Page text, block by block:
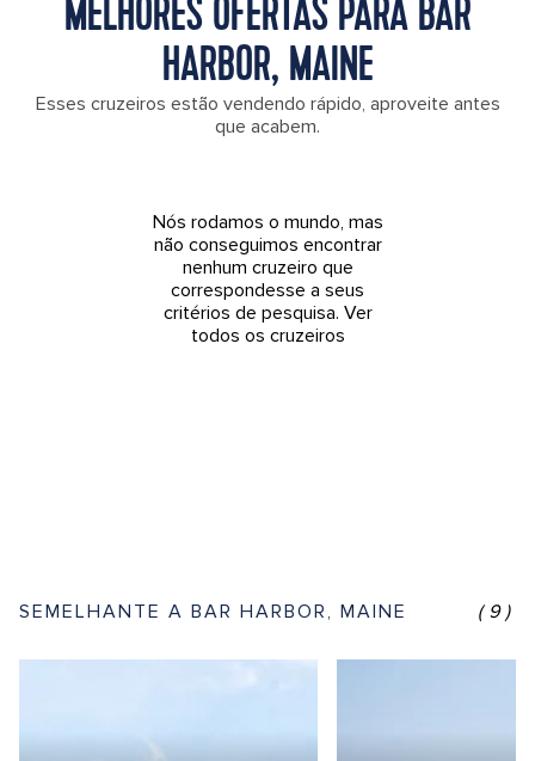
MELHORES OFERTAS PARA BAR
HARBOR, MAINE
Esses cruzeiros estão vendendo rápido, aproveite antes
que acabem.
Nós rodamos o mundo, mas
não conseguimos encontrar
nenhum cruzeiro que
correspondesse a seus
critérios de pesquisa. Ver
todos os cruzeiros
SEMELHANTE A BAR HARBOR, MAINE (9)